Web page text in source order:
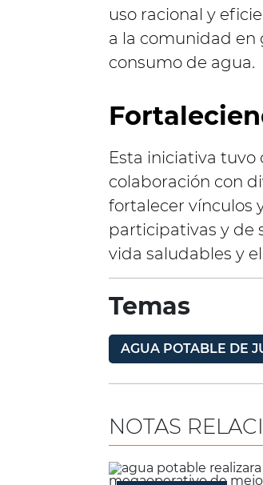
uso racional y
a la comunidad en
consumo de agua.
Esta iniciativa
colaboración con
fortalecer vínculos
participativas y de
vida saludables y
Temas
AGUA POTABLE DE
NOTAS